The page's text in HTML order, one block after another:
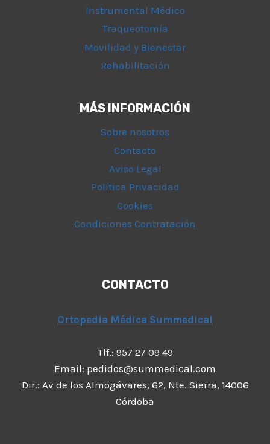
Instrumental Médico
Traqueotomía
Movilidad y Bienestar
Rehabilitación
MÁS INFORMACIÓN
Sobre nosotros
Contacto
Aviso Legal
Política Privacidad
Cookies
Condiciones Contratación
CONTACTO
Ortopedia Médica Summedical
Tlf.: 957 27 09 49
Email: pedidos@summedical.com
Dir.: Av de los Almogávares, 62, Nte. Sierra, 14006
Córdoba